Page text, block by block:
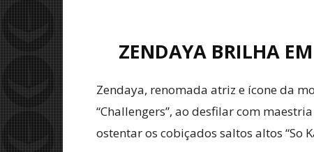
ZENDAYA BRILHA
Zendaya, renomada atriz e ícone da
“Challengers”, ao desfilar com
ostentar os cobiçados saltos altos “So